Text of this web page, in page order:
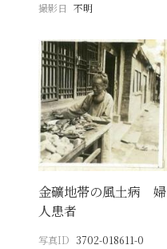
撮影日
不明
金礦地帯の風土病 婦
人患者
写真ID 3702-018611-0